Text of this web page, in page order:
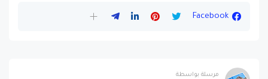
Facebook
مرسلة بواسطة